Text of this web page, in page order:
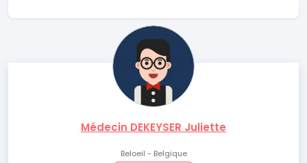
Médecin DEKEYSER Juliette
Beloeil - Belgique